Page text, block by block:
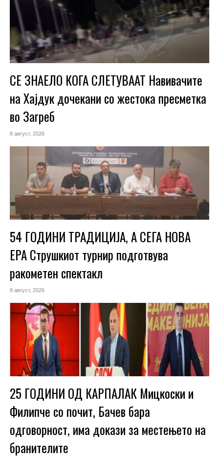
СЕ ЗНАЕЛО КОГА СЛЕТУВААТ Навивачите
на Хајдук дочекани со жестока пресметка
во Загреб
8 август, 2026
54 ГОДИНИ ТРАДИЦИЈА, А СЕГА НОВА
ЕРА Струшкиот турнир подготвува
ракометен спектакл
8 август, 2026
25 ГОДИНИ ОД КАРПАЛАК Мицкоски и
Филипче со почит, Бачев бара
одговорност, има докази за местењето на
бранителите